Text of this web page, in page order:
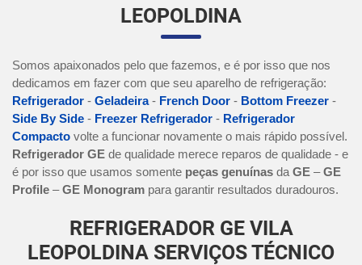
LEOPOLDINA
Somos apaixonados pelo que fazemos, e é por isso que nos
dedicamos em fazer com que seu aparelho de refrigeração:
Refrigerador - Geladeira- French Door - Bottom Freezer -
Side By Side - Freezer Refrigerador - Refrigerador
Compacto volte a funcionar novamente o mais rápido possível.
Refrigerador GE de qualidade merece reparos de qualidade - e
é por isso que usamos somente peças genuínas da GE –GE
Profile –GE Monogram para garantir resultados duradouros.
REFRIGERADOR GE VILA
LEOPOLDINA SERVIÇOS TÉCNICO